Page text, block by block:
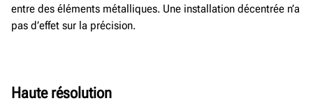
entre des éléments métalliques. Une installation décentrée n’a
pas d’effet sur la précision.
Haute résolution